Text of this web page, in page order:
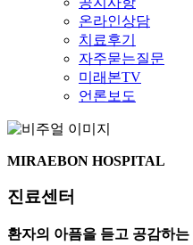
온라인상담
치료후기
자주묻는질문
미래본TV
언론보도
MIRAEBON HOSPITAL
진료센터
환자의 아픔을 듣고 공감하는